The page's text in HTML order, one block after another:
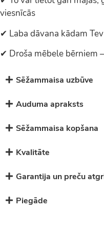
viesnīcās
✔ Laba dāvana kādam
✔ Droša mēbele bērniem
Sēžammaisa uzbūve
Auduma apraksts
Sēžammaisa kopšana
Kvalitāte
Garantija un preču
Piegāde